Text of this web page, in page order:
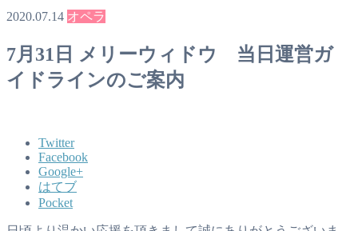
2020.07.14 オペラ
7月31日 メリーウィドウ 当日運営ガ
イドラインのご案内
Twitter
Facebook
Google+
はてブ
Pocket